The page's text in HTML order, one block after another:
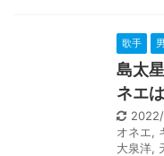
歌手
島太
ネエ
オネエ,
大泉洋,